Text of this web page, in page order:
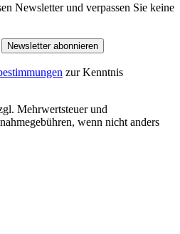
Newsletter und verpassen Sie keine
Newsletter abonnieren
zur Kenntnis
Mehrwertsteuer und
wenn nicht anders